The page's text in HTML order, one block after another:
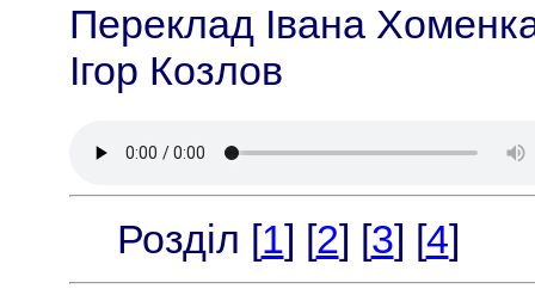
Переклад Івана
Ігор Козлов
Розділ [1] [2] [3] [4]